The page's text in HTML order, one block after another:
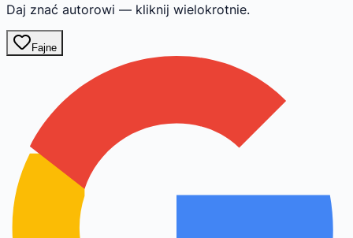
Daj znać autorowi — kliknij wielokrotnie.
Fajne